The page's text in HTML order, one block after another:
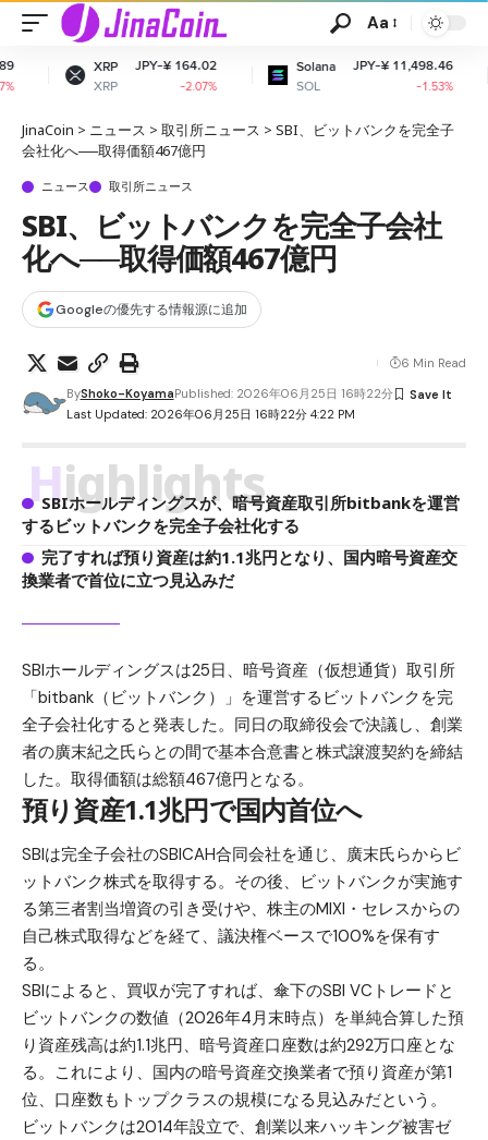
Aa
JPY-¥ 164.02
-2.07%
Solana
SOL
JPY-¥ 11,498.46
-1.53%
Dogecoin
DOGE
JinaCoin > ニュース > 取引所ニュース > SBI、ビットバンクを完全子
会社化へ──取得価額467億円
ニュース 取引所ニュース
SBI、ビットバンクを完全子会社
化へ──取得価額467億円
Googleの優先する情報源に追加
Last Updated: 2026年06月25日 16時22分 4:22 PM
ByShoko-KoyamaPublished: 2026年06月25日 16時22分
6 Min Read
Highlights
SBIホールディングスが、暗号資産取引所bitbankを運営
するビットバンクを完全子会社化する
完了すれば預り資産は約1.1兆円となり、国内暗号資産交
換業者で首位に立つ見込みだ
SBIホールディングスは25日、暗号資産（仮想通貨）取引所
「bitbank（ビットバンク）」を運営するビットバンクを完
全子会社化すると発表した。同日の取締役会で決議し、創業
者の廣末紀之氏らとの間で基本合意書と株式譲渡契約を締結
した。取得価額は総額467億円となる。
預り資産1.1兆円で国内首位へ
SBIは完全子会社のSBICAH合同会社を通じ、廣末氏らからビ
ットバンク株式を取得する。その後、ビットバンクが実施す
る第三者割当増資の引き受けや、株主のMIXI・セレスからの
自己株式取得などを経て、議決権ベースで100%を保有す
る。
SBIによると、買収が完了すれば、傘下のSBI VCトレードと
ビットバンクの数値（2026年4月末時点）を単純合算した預
り資産残高は約1.1兆円、暗号資産口座数は約292万口座とな
る。これにより、国内の暗号資産交換業者で預り資産が第1
位、口座数もトップクラスの規模になる見込みだという。
ビットバンクは2014年設立で、創業以来ハッキング被害ゼ